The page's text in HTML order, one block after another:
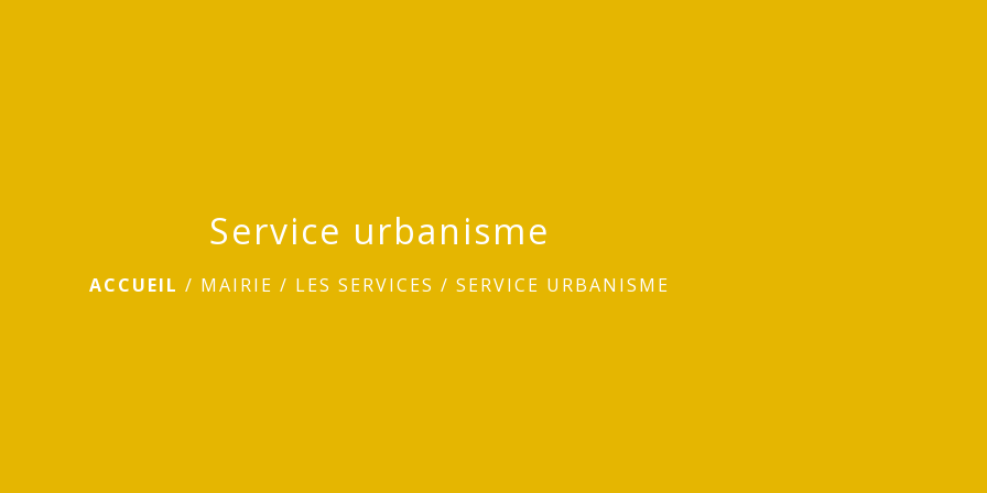
Service urbanisme
ACCUEIL / MAIRIE / LES SERVICES /SERVICE URBANISME